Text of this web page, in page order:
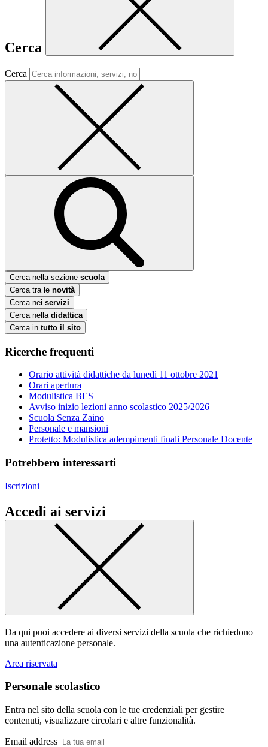
Cerca
Cerca
Cerca nella sezione scuola
Cerca tra le novità
Cerca nei servizi
Cerca nella didattica
Cerca in tutto il sito
Ricerche frequenti
Orario attività didattiche da lunedì 11 ottobre 2021
Orari apertura
Modulistica BES
Avviso inizio lezioni anno scolastico 2025/2026
Scuola Senza Zaino
Personale e mansioni
Protetto: Modulistica adempimenti finali Personale Docente
Potrebbero interessarti
Iscrizioni
Accedi ai servizi
Da qui puoi accedere ai diversi servizi della scuola che richiedono
una autenticazione personale.
Area riservata
Personale scolastico
Entra nel sito della scuola con le tue credenziali per gestire
contenuti, visualizzare circolari e altre funzionalità.
Email address